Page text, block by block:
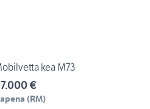
kea M73
€
(RM)